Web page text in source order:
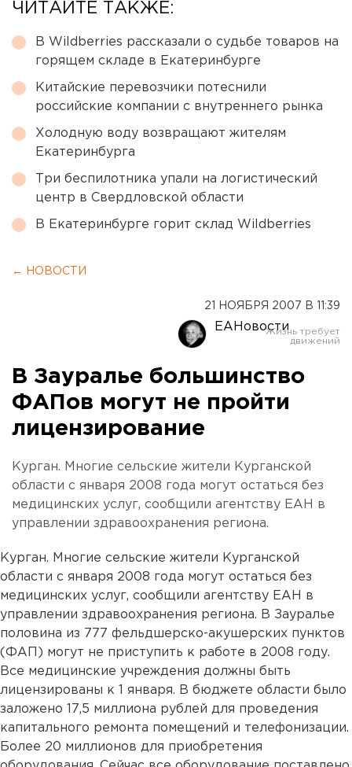
ЧИТАЙТЕ ТАКЖЕ:
В Wildberries рассказали о судьбе товаров на
горящем складе в Екатеринбурге
Китайские перевозчики потеснили
российские компании с внутреннего рынка
Холодную воду возвращают жителям
Екатеринбурга
Три беспилотника упали на логистический
центр в Свердловской области
В Екатеринбурге горит склад Wildberries
← НОВОСТИ
21 НОЯБРЯ 2007 В 11:39
ЕАНовости
В Зауралье большинство
ФАПов могут не пройти
лицензирование
Курган. Многие сельские жители Курганской
области с января 2008 года могут остаться без
медицинских услуг, сообщили агентству ЕАН в
управлении здравоохранения региона.
Курган. Многие сельские жители Курганской
области с января 2008 года могут остаться без
медицинских услуг, сообщили агентству ЕАН в
управлении здравоохранения региона. В Зауралье
половина из 777 фельдшерско-акушерских пунктов
(ФАП) могут не приступить к работе в 2008 году.
Все медицинские учреждения должны быть
лицензированы к 1 января. В бюджете области было
заложено 17,5 миллиона рублей для проведения
капитального ремонта помещений и телефонизации.
Более 20 миллионов для приобретения